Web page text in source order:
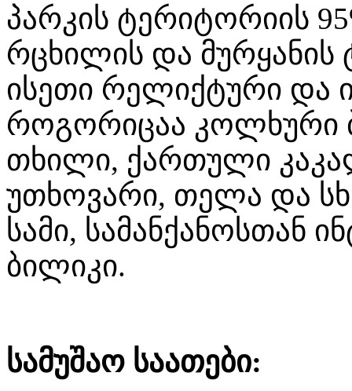
პარკის ტერიტორიის
რცხილის და მურყანის
ისეთი რელიქტური და
როგორიცაა კოლხური
თხილი, ქართული
უთხოვარი, თელა და
სამი, სამანქანოსთან
ბილიკი.
სამუშაო საათები: